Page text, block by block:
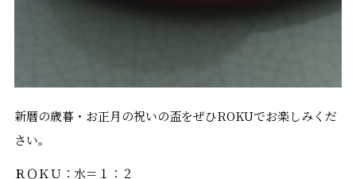
新暦の歳暮・お正月の祝いの盃をぜひROKUでお楽しみくだ
さい。
ＲＯＫＵ：水＝１：２